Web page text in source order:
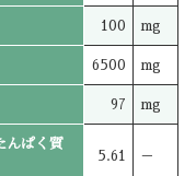
100 mg
6500 mg
97 mg
んぱく質
5.61 －